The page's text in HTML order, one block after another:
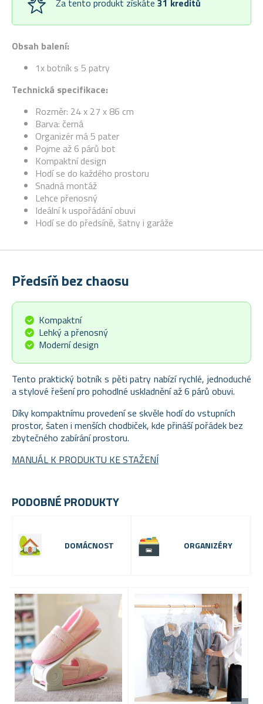
Obsah balení:
1x botník s 5 patry
Technická specifikace:
Rozměr: 24 x 27 x 86 cm
Barva: černá
Organizér má 5 pater
Pojme až 6 párů bot
Kompaktní design
Hodí se do každého prostoru
Snadná montáž
Lehce přenosný
Ideální k uspořádání obuvi
Hodí se do předsíně, šatny i garáže
Za tento produkt získáte 31 kreditů
Předsíň bez chaosu
Kompaktní
Lehký a přenosný
Moderní design
Tento praktický botník s pěti patry nabízí rychlé, jednoduché
a stylové řešení pro pohodlné uskladnění až 6 párů obuvi.
Díky kompaktnímu provedení se skvěle hodí do vstupních
prostor, šaten i menších chodbiček, kde přináší pořádek bez
zbytečného zabírání prostoru.
MANUÁL K PRODUKTU KE STAŽENÍ
PODOBNÉ PRODUKTY
DOMÁCNOST ORGANIZÉRY